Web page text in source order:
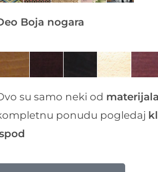
Boja nogara
su samo neki od
ponudu pogledaj